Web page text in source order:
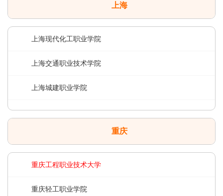
上海
上海现代化工职业学院
上海交通职业技术学院
上海城建职业学院
重庆
重庆工程职业技术大学
重庆轻工职业学院